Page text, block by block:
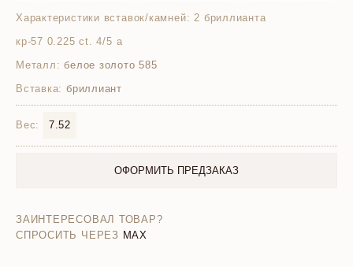
Характеристики вставок/камней: 2 бриллианта
кр-57 0.225 ct. 4/5 а
Металл: белое золото 585
Вставка: бриллиант
Вес: 7.52
ОФОРМИТЬ ПРЕДЗАКАЗ
ЗАИНТЕРЕСОВАЛ ТОВАР?
СПРОСИТЬ ЧЕРЕЗ MAX